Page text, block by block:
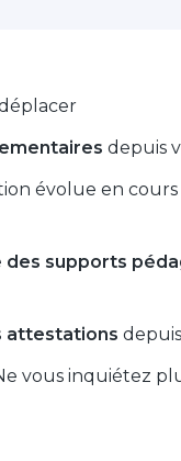
depuis
évolue en
des supports
attestations
vous inquiétez